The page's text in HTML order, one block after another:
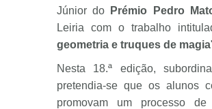
Júnior do Prémio Pedro
Leiria com o trabalho
geometria e truques de magia
Nesta 18.ª edição,
pretendia-se que os alunos
promovam um processo